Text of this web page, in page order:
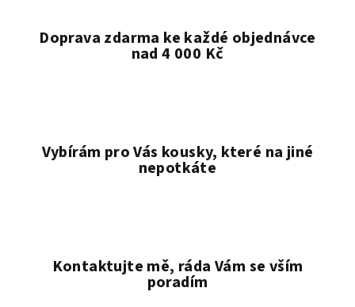
Doprava zdarma ke každé objednávce
nad 4 000 Kč
Vybírám pro Vás kousky, které na jiné
nepotkáte
Kontaktujte mě, ráda Vám se vším
poradím